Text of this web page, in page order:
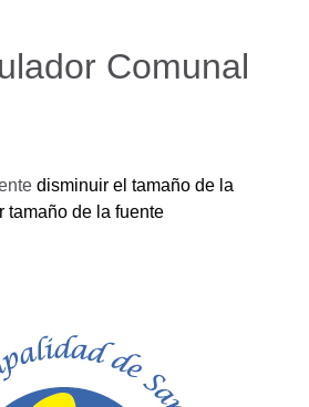
Comunal
disminuir el tamaño de la
tamaño de la fuente